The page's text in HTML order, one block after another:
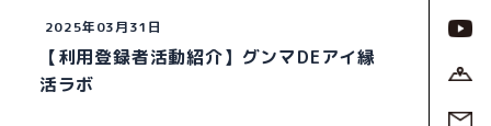
2025年03月31日
【利用登録者活動紹介】グンマDEアイ縁
活ラボ